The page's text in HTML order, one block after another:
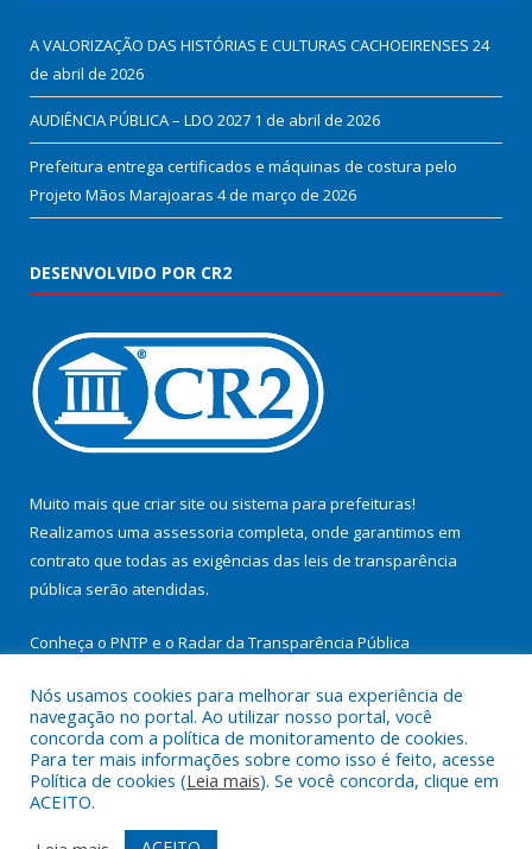
A VALORIZAÇÃO DAS HISTÓRIAS E CULTURAS CACHOEIRENSES 24
de abril de 2026
AUDIÊNCIA PÚBLICA – LDO 2027 1 de abril de 2026
Prefeitura entrega certificados e máquinas de costura pelo
Projeto Mãos Marajoaras 4 de março de 2026
DESENVOLVIDO POR CR2
Muito mais que criar site ou sistema para prefeituras!
Realizamos uma assessoria completa, onde garantimos em
contrato que todas as exigências das leis de transparência
pública serão atendidas.
Conheça o PNTP e o Radar da Transparência Pública
Todos os direitos reservados a Prefeitura Municipal de
Cachoeira do Arari.
Nós usamos cookies para melhorar sua experiência de
navegação no portal. Ao utilizar nosso portal, você
concorda com a política de monitoramento de cookies.
Para ter mais informações sobre como isso é feito, acesse
Política de cookies (Leia mais). Se você concorda, clique em
ACEITO.